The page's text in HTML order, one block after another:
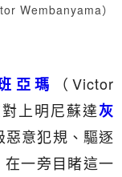
Wembanyama）
亞瑪
（Victor
上明尼蘇達灰
意犯規、驅逐
在一旁目睹這一